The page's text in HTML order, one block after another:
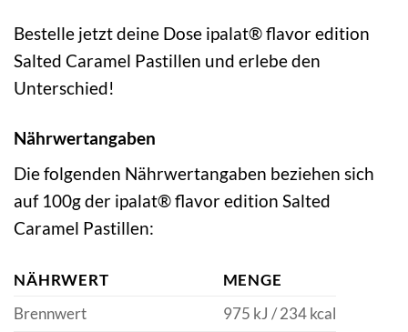
Bestelle jetzt deine Dose ipalat® flavor edition
Salted Caramel Pastillen und erlebe den
Unterschied!
Nährwertangaben
Die folgenden Nährwertangaben beziehen sich
auf 100g der ipalat® flavor edition Salted
Caramel Pastillen:
NÄHRWERT
MENGE
Brennwert
975 kJ / 234 kcal